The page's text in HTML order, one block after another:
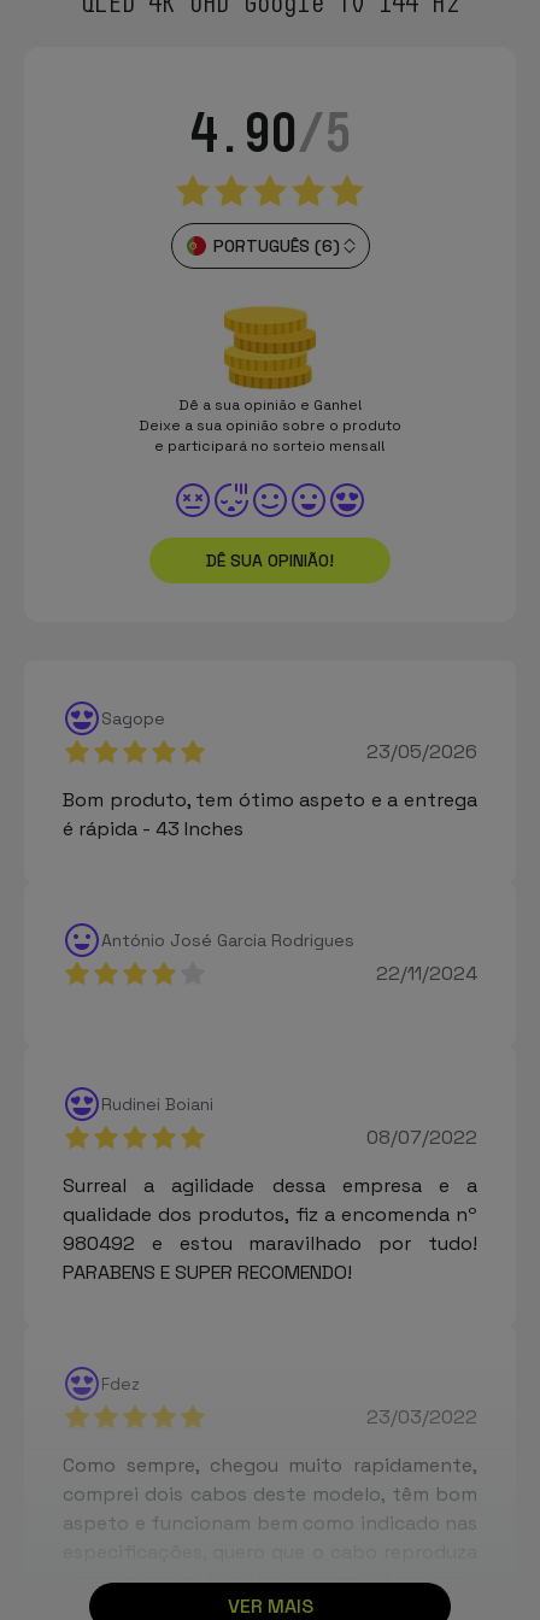
4.90/5
PORTUGUÊS (6)
Dê a sua opinião e Ganhe!
Deixe a sua opinião sobre o produto
e participará no sorteio mensal!
DÊ SUA OPINIÃO!
Sagope
23/05/2026
Bom produto, tem ótimo aspeto e a entrega
é rápida - 43 Inches
António José Garcia Rodrigues
22/11/2024
Rudinei Boiani
08/07/2022
Surreal a agilidade dessa empresa e a
qualidade dos produtos, fiz a encomenda nº
980492 e estou maravilhado por tudo!
PARABENS E SUPER RECOMENDO!
Fdez
23/03/2022
Como sempre, chegou muito rapidamente,
comprei dois cabos deste modelo, têm bom
aspeto e funcionam bem como indicado nas
conteúdos em 4K e eles desempenham o seu
papel na perfeição.VER MAIS